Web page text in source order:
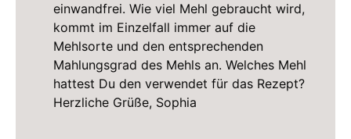
einwandfrei. Wie viel Mehl gebraucht wird,
kommt im Einzelfall immer auf die
Mehlsorte und den entsprechenden
Mahlungsgrad des Mehls an. Welches Mehl
hattest Du den verwendet für das Rezept?
Herzliche Grüße, Sophia